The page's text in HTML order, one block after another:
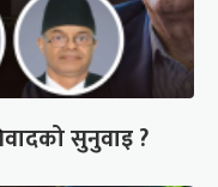
सुनुवाइ ?